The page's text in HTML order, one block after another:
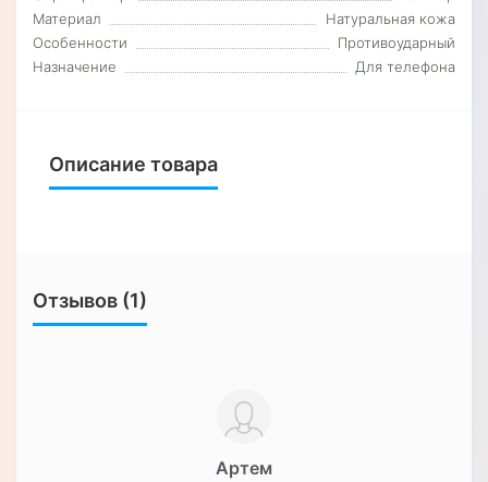
Материал
Натуральная кожа
Особенности
Противоударный
Назначение
Для телефона
Описание товара
Отзывов (1)
Артем